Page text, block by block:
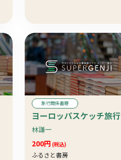
旅行関係書籍
ヨーロッパスケッチ旅行
林謙一
200円 (税込)
ふるさと書房